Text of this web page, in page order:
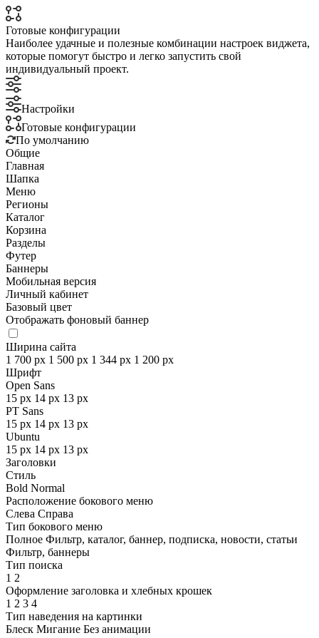
Готовые конфигурации
Наиболее удачные и полезные комбинации настроек виджета,
которые помогут быстро и легко запустить свой
индивидуальный проект.
Настройки
Готовые конфигурации
По умолчанию
Общие
Главная
Шапка
Меню
Регионы
Каталог
Корзина
Разделы
Футер
Баннеры
Мобильная версия
Личный кабинет
Базовый цвет
Отображать фоновый баннер
Ширина сайта
1 700 px 1 500 px 1 344 px 1 200 px
Шрифт
Open Sans
15 px 14 px 13 px
PT Sans
15 px 14 px 13 px
Ubuntu
15 px 14 px 13 px
Заголовки
Стиль
Bold Normal
Расположение бокового меню
Слева Справа
Тип бокового меню
Полное Фильтр, каталог, баннер, подписка, новости, статьи
Фильтр, баннеры
Тип поиска
1 2
Оформление заголовка и хлебных крошек
1 2 3 4
Тип наведения на картинки
Блеск Мигание Без анимации